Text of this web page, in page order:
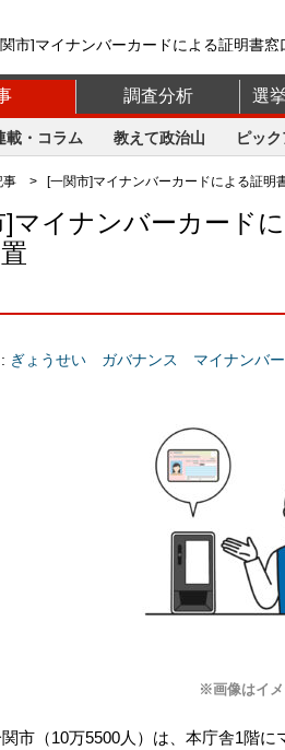
市]マイナンバーカードによる証明書
調査分析 選
載・コラム 教えて政治山 ピッ
事 > [一関市]マイナンバーカードによる証明
]マイナンバーカード
ぎょうせい ガバナンス マイナンバ
※画像はイ
市（10万5500人）は、本庁舎1階に